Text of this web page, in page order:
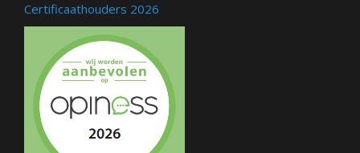
Certificaathouders 2026